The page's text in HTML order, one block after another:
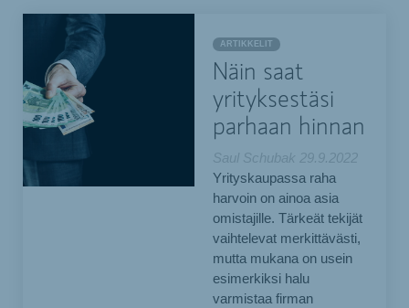
ARTIKKELIT
Näin saat
yrityksestäsi
parhaan hinnan
Saul Schubak 29.9.2022
Yrityskaupassa raha
harvoin on ainoa asia
omistajille. Tärkeät tekijät
vaihtelevat merkittävästi,
mutta mukana on usein
esimerkiksi halu
varmistaa firman